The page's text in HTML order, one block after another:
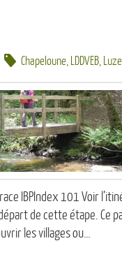
Chapeloune, LDDVEB,
IBPIndex 101 Voir
de cette étape. Ce
les villages ou…